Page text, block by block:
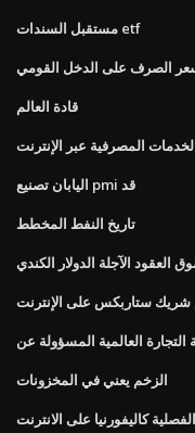
مستقبل السندات etf
سعر الصرف على الدخل القومي
قادة العالم
المصرفية عبر الإنترنت
اليابان تصنيع pmi قد
تاريخ النفط المخطط
العقود الآجلة الدولار الكندي
ستاربكس على الإنترنت
العالمية المسؤولة عن
الزخم يعني في المخزونات
كاليفورنيا على الانترنت